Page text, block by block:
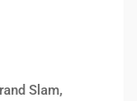
Slam,